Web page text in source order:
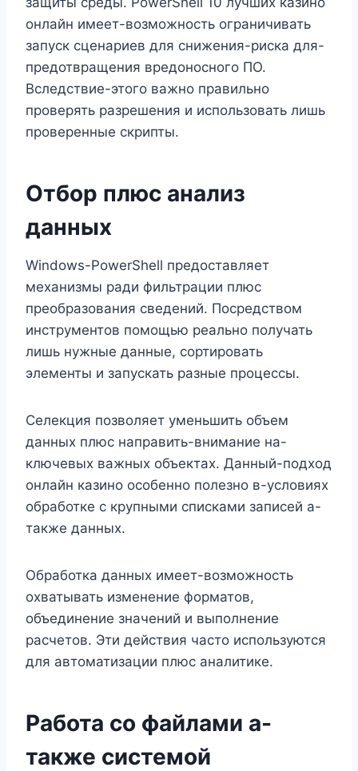
онлайн имеет-возможность ограничивать
запуск сценариев для снижения-риска для-
предотвращения вредоносного ПО.
Вследствие-этого важно правильно
проверять разрешения и использовать лишь
проверенные скрипты.
Отбор плюс анализ
данных
Windows-PowerShell предоставляет
механизмы ради фильтрации плюс
преобразования сведений. Посредством
инструментов помощью реально получать
лишь нужные данные, сортировать
элементы и запускать разные процессы.
Селекция позволяет уменьшить объем
данных плюс направить-внимание на-
ключевых важных объектах. Данный-подход
онлайн казино особенно полезно в-условиях
обработке с крупными списками записей а-
также данных.
Обработка данных имеет-возможность
охватывать изменение форматов,
объединение значений и выполнение
расчетов. Эти действия часто используются
для автоматизации плюс аналитике.
Работа со файлами а-
также системой